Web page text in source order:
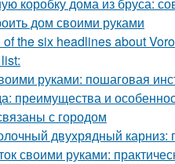
дом своими руками
the six headlines about
руками: пошаговая
преимущества и
с городом
двухрядный карниз:
своими руками: